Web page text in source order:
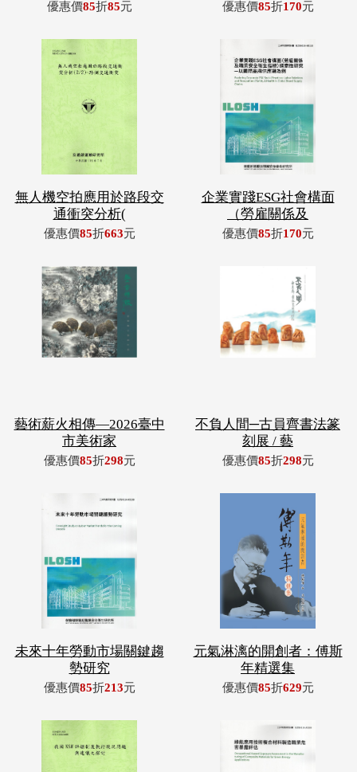
優惠價85折85元 優惠價85折170元
無人機空拍應用於路段交
通衝突分析(
優惠價85折663元
企業實踐ESG社會構面
（勞雇關係及
優惠價85折170元
藝術薪火相傳—2026臺中
市美術家
優惠價85折298元
不負人間─古員齊書法篆
刻展 / 藝
優惠價85折298元
未來十年勞動市場關鍵趨
勢研究
優惠價85折213元
元氣淋漓的開創者：傅斯
年精選集
優惠價85折629元